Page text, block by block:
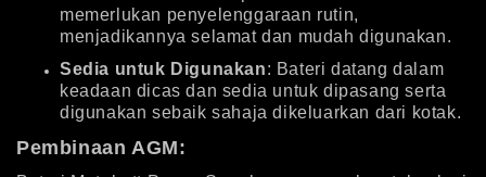
memerlukan penyelenggaraan rutin,
menjadikannya selamat dan mudah digunakan.
Sedia untuk Digunakan: Bateri datang dalam
keadaan dicas dan sedia untuk dipasang serta
digunakan sebaik sahaja dikeluarkan dari kotak.
Pembinaan AGM: